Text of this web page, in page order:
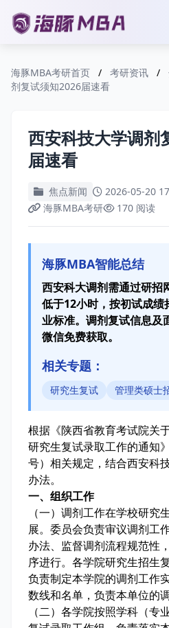
海豚MBA考研首页 / 考研资讯 /
剂复试须知2026届速看
西安科技大学调剂
届速看
焦点新闻 2026-05-20
海豚MBA考研
170 阅读
海豚MBA智能总结
西安科大调剂需通过研招
低于12小时，按初试成绩
业标准。调剂复试信息及
微信免费获取。
相关专题：
研究生复试 管理类硕士
根据《陕西省教育考试院关
研究生复试录取工作的通知
号）相关规定，结合西安科
办法。
一、组织工作
（一）调剂工作在学校研究
展。委员会负责审议调剂工
办法、监督调剂流程规范性
序进行。各学院研究生招生
负责制定本学院的调剂工作
数线和名单，负责本单位的调
（二）各学院按照学科（专